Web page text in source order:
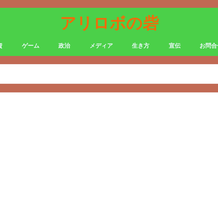
アリロボの砦
ゲーム 政治 メディア 生き方 宣伝 お問